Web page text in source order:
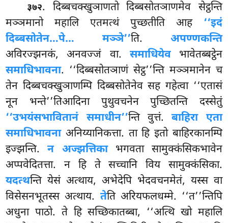
३७२. दिब्बचक्खुञाणतो दिब्बसोतञाणमेव सेट्ठन्ति
मञ्ञमानो महालि एतमत्थं पुच्छतीति आह ‘‘इदं
दिब्बसोतेन…पे… मञ्ञे’’ति. अपण्णकन्ति
अविरज्झनकं, अनवज्जं वा. समाधियेवभावेतब्बट्ठेन
समाधिभावना. ‘‘दिब्बसोतञाणं सेट्ठ’’न्ति मञ्ञमानेन च
तेन दिब्बचक्खुञाणम्पि दिब्बसोतेनेव सह गहेत्वा ‘‘एतासं
नून भन्ते’’तिआदिना पुथुवचनेन पुच्छितन्ति दस्सेतुं
‘‘उभयंसभावितानं समाधीन’’न्ति वुत्तं.बाहिरा एता
समाधिभावनाअनिय्यानिकत्ता. ता हि इतो बाहिरकानम्पि
इज्झन्ति.न अज्झत्तिकाभगवता सामुक्कंसिकभावेन
अप्पवेदितत्ता. न हि ते सच्चानि विय सामुक्कंसिका.
यदत्थन्ति येसं अत्थाय, अभेदेपि भेदवचनमेतं, यस्स वा
विसेसनभूतस्स अत्थाय. तेति अरियफलधम्मे. ‘‘त’’न्तिपि
अधुना पाठो. ते हि सच्छिकातब्बा, ‘‘अत्थि खो महालि